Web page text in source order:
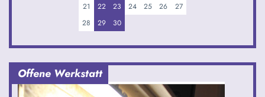
21
22 23 24 25 26
27
28
29 30
Offene Werkstatt